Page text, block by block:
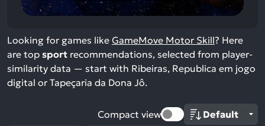
Looking for games like GameMove Motor Skill? Here
are top sport recommendations, selected from player-
similarity data — start with Ribeiras, Republica em jogo
digital or Tapeçaria da Dona Jô.
Compact view